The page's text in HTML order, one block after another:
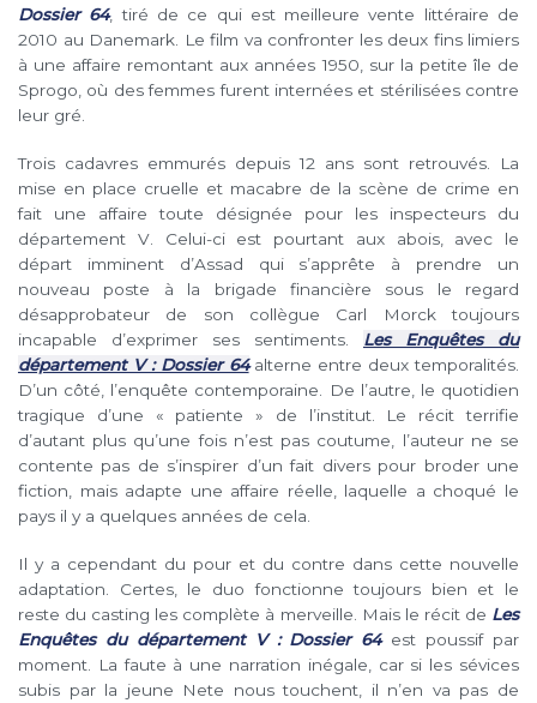
Dossier 64, tiré de ce qui est meilleure vente littéraire de
2010 au Danemark. Le film va confronter les deux fins limiers
à une affaire remontant aux années 1950, sur la petite île de
Sprogo, où des femmes furent internées et stérilisées contre
leur gré.
Trois cadavres emmurés depuis 12 ans sont retrouvés. La
mise en place cruelle et macabre de la scène de crime en
fait une affaire toute désignée pour les inspecteurs du
département V. Celui-ci est pourtant aux abois, avec le
départ imminent d’Assad qui s’apprête à prendre un
nouveau poste à la brigade financière sous le regard
désapprobateur de son collègue Carl Morck toujours
incapable d’exprimer ses sentiments. Les Enquêtes du
département V : Dossier 64alterne entre deux temporalités.
D’un côté, l’enquête contemporaine. De l’autre, le quotidien
tragique d’une « patiente » de l’institut. Le récit terrifie
d’autant plus qu’une fois n’est pas coutume, l’auteur ne se
contente pas de s’inspirer d’un fait divers pour broder une
fiction, mais adapte une affaire réelle, laquelle a choqué le
pays il y a quelques années de cela.
Il y a cependant du pour et du contre dans cette nouvelle
adaptation. Certes, le duo fonctionne toujours bien et le
reste du casting les complète à merveille. Mais le récit de Les
Enquêtes du département V : Dossier 64est poussif par
moment. La faute à une narration inégale, car si les sévices
subis par la jeune Nete nous touchent, il n’en va pas de